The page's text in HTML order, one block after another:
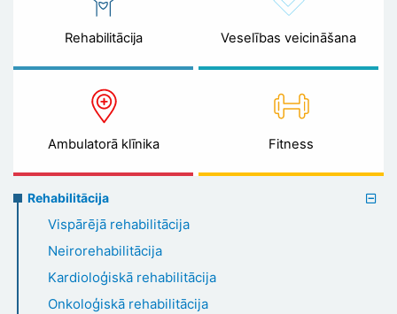
Rehabilitācija Veselības veicināšana
Ambulatorā klīnika Fitness
Rehabilitation
menu
Rehabilitācija
Vispārējā rehabilitācija
Neirorehabilitācija
Kardioloģiskā rehabilitācija
Onkoloģiskā rehabilitācija